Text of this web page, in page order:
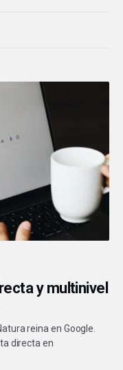
y multinivel
reina en Google.
directa en